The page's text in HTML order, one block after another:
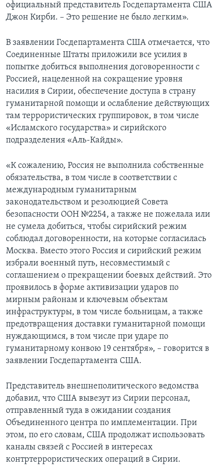
официальный представитель Госдепартамента США
Джон Кирби. – Это решение не было легким».
В заявлении Госдепартамента США отмечается, что
Соединенные Штаты приложили все усилия в
попытке добиться выполнения договоренности с
Россией, нацеленной на сокращение уровня
насилия в Сирии, обеспечение доступа в страну
гуманитарной помощи и ослабление действующих
там террористических группировок, в том числе
«Исламского государства» и сирийского
подразделения «Аль-Кайды».
«К сожалению, Россия не выполнила собственные
обязательства, в том числе в соответствии с
международным гуманитарным
законодательством и резолюцией Совета
безопасности ООН №2254, а также не пожелала или
не сумела добиться, чтобы сирийский режим
соблюдал договоренности, на которые согласилась
Москва. Вместо этого Россия и сирийский режим
избрали военный путь, несовместимый с
соглашением о прекращении боевых действий. Это
проявилось в форме активизации ударов по
мирным районам и ключевым объектам
инфраструктуры, в том числе больницам, а также
предотвращения доставки гуманитарной помощи
нуждающимся, в том числе при ударе по
гуманитарному конвою 19 сентября», – говорится в
заявлении Госдепартамента США.
Представитель внешнеполитического ведомства
добавил, что США вывезут из Сирии персонал,
отправленный туда в ожидании создания
Объединенного центра по имплементации. При
этом, по его словам, США продолжат использовать
каналы связей с Россией в интересах
контртеррористических операций в Сирии.